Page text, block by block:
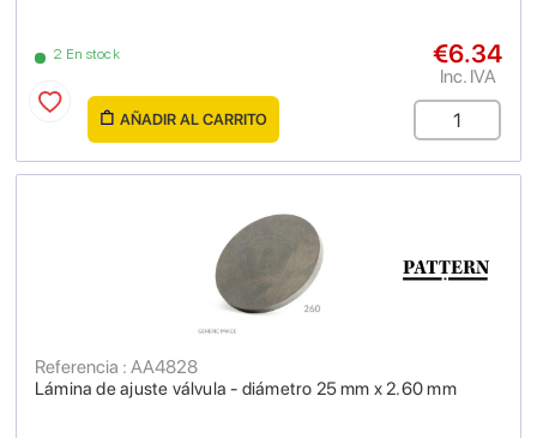
2 En stock €6.34
Inc. IVA
AÑADIR AL CARRITO
Lámina de ajuste válvula - diámetro 25 mm x 2.60 mm
Referencia : AA4828